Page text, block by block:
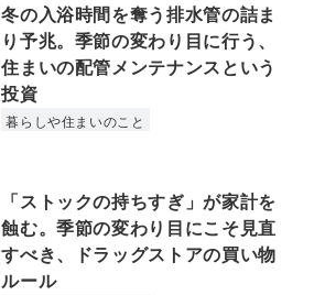
冬の入浴時間を奪う排水管の詰ま
り予兆。季節の変わり目に行う、
住まいの配管メンテナンスという
投資
暮らしや住まいのこと
「ストックの持ちすぎ」が家計を
蝕む。季節の変わり目にこそ見直
すべき、ドラッグストアの買い物
ルール